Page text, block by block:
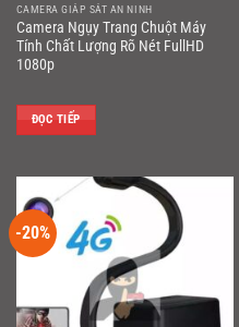
CAMERA GIÁP SÁT AN NINH
Camera Ngụy Trang Chuột Máy
Tính Chất Lượng Rõ Nét FullHD
1080p
ĐỌC TIẾP
-20%